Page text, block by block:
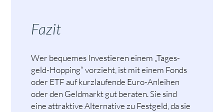
Fazit
Wer bequemes Investieren einem „Tages­
geld-Hopping“ vorzieht, ist mit einem Fonds
oder ETF auf kurzlaufende Euro-Anleihen
oder den Geldmarkt gut beraten. Sie sind
eine attraktive Alternative zu Festgeld, da sie